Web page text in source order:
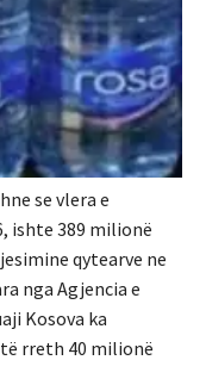
se vlera e
ishte 389 milionë
qytearve ne
nga Agjencia e
Kosova ka
rreth 40 milionë